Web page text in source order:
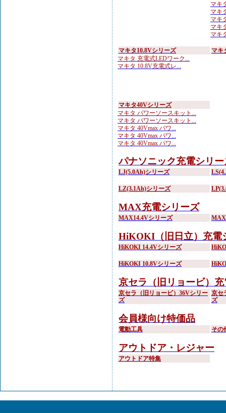
マキ
マキ
マキ
マキ
マキ
マキタ10.8Vシリーズ
マキタ 充電式LEDワーク...
マキタ 10.8V充電式レ...
マキ
マキタ40Vシリーズ
マキタ パワーソースキット...
マキタ パワーソースキット...
マキタ 40Vmax パワ...
マキタ 40Vmax パワ...
マキタ 40Vmax パワ...
パナソニック充電シリー
LJ(5.0Ah)シリーズ
LZ(3.1Ah)シリーズ
MAX充電シリーズ
MAX14.4Vシリーズ
HiKOKI（旧日立）充電
HiKOKI 14.4Vシリーズ
HiKOKI 10.8Vシリーズ
京セラ（旧リョービ）
京セラ（旧リョービ）36Vシリー
ズ
京セ
ズ
会員様向け特価品
電動工具 その
アウトドア・レジャー
アウトドア特集